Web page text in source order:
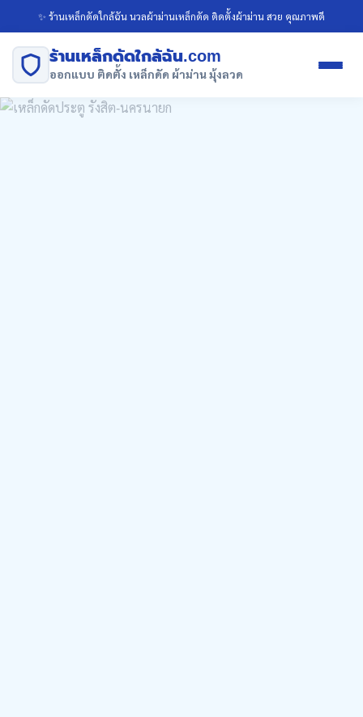
✨ ร้านเหล็กดัดใกล้ฉัน นวลผ้าม่านเหล็กดัด ติดตั้งผ้าม่าน สวย คุณภาพดี
ร้านเหล็กดัดใกล้ฉัน.com
ออกแบบ ติดตั้ง เหล็กดัด ผ้าม่าน มุ้งลวด